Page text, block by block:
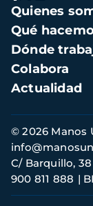
Navegación
principal
Quienes
Qué
Dónde
Colabora
Actualidad
Información
de
contacto
© 2026 Manos
C/ Barquillo,
900 811 888